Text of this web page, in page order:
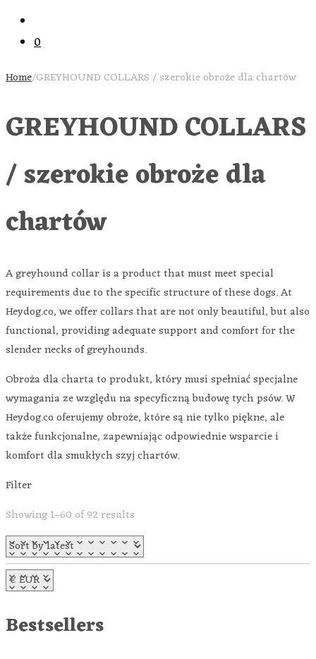
0
Home/GREYHOUND COLLARS / szerokie obroże dla chartów
GREYHOUND COLLARS
/ szerokie obroże dla
chartów
A greyhound collar is a product that must meet special
requirements due to the specific structure of these dogs. At
Heydog.co, we offer collars that are not only beautiful, but also
functional, providing adequate support and comfort for the
slender necks of greyhounds.
Obroża dla charta to produkt, który musi spełniać specjalne
wymagania ze względu na specyficzną budowę tych psów. W
Heydog.co oferujemy obroże, które są nie tylko piękne, ale
także funkcjonalne, zapewniając odpowiednie wsparcie i
komfort dla smukłych szyj chartów.
Filter
Showing 1–60 of 92 results
Bestsellers